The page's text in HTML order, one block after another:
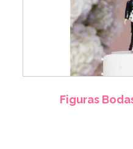
Figuras